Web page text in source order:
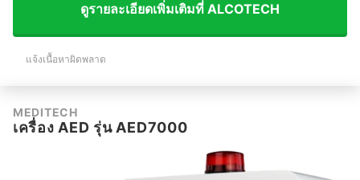
ดูรายละเอียดเพิ่มเติมที่ ALCOTECH
แจ้งเนื้อหาผิดพลาด
MEDITECH
เครื่อง AED รุ่น AED7000